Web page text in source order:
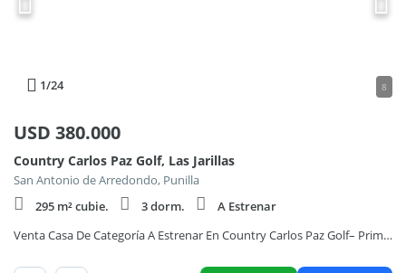
1/24 8
USD 380.000
Country Carlos Paz Golf, Las Jarillas
San Antonio de Arredondo, Punilla
295 m² cubie.
3 dorm.
A Estrenar
Venta Casa De Categoría A Estrenar En Country Carlos Paz Golf– Primera Etapa - Seguridad y Piscina